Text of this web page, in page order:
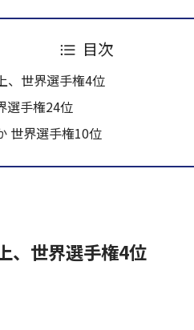
目次
、世界選手権4位
選手権24位
世界選手権10位
、世界選手権4位